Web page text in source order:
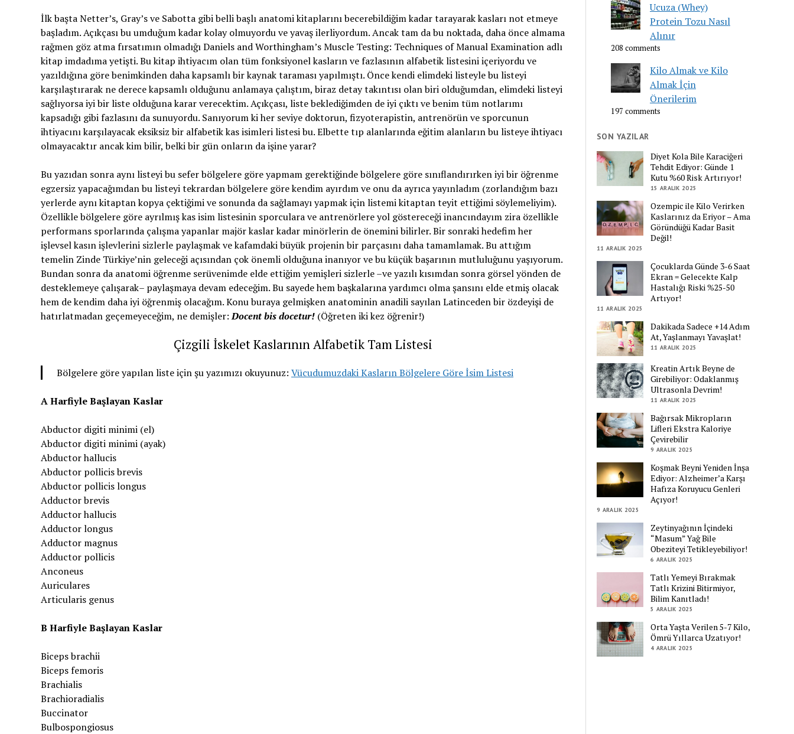
İlk başta Netter’s, Gray’s ve Sabotta gibi belli başlı anatomi kitaplarını becerebildiğim kadar tarayarak kasları not etmeye
başladım. Açıkçası bu umduğum kadar kolay olmuyordu ve yavaş ilerliyordum. Ancak tam da bu noktada, daha önce almama
rağmen göz atma fırsatımın olmadığı Daniels and Worthingham’s Muscle Testing: Techniques of Manual Examination adlı
kitap imdadıma yetişti. Bu kitap ihtiyacım olan tüm fonksiyonel kasların ve fazlasının alfabetik listesini içeriyordu ve
yazıldığına göre benimkinden daha kapsamlı bir kaynak taraması yapılmıştı. Önce kendi elimdeki listeyle bu listeyi
karşılaştırarak ne derece kapsamlı olduğunu anlamaya çalıştım, biraz detay takıntısı olan biri olduğumdan, elimdeki listeyi
sağlıyorsa iyi bir liste olduğuna karar verecektim. Açıkçası, liste beklediğimden de iyi çıktı ve benim tüm notlarımı
kapsadığı gibi fazlasını da sunuyordu. Sanıyorum ki her seviye doktorun, fizyoterapistin, antrenörün ve sporcunun
ihtiyacını karşılayacak eksiksiz bir alfabetik kas isimleri listesi bu. Elbette tıp alanlarında eğitim alanların bu listeye ihtiyacı
olmayacaktır ancak kim bilir, belki bir gün onların da işine yarar?
Bu yazıdan sonra aynı listeyi bu sefer bölgelere göre yapmam gerektiğinde bölgelere göre sınıflandırırken iyi bir öğrenme
egzersiz yapacağımdan bu listeyi tekrardan bölgelere göre kendim ayırdım ve onu da ayrıca yayınladım (zorlandığım bazı
yerlerde aynı kitaptan kopya çektiğimi ve sonunda da sağlamayı yapmak için listemi kitaptan teyit ettiğimi söylemeliyim).
Özellikle bölgelere göre ayrılmış kas isim listesinin sporculara ve antrenörlere yol göstereceği inancındayım zira özellikle
performans sporlarında çalışma yapanlar majör kaslar kadar minörlerin de önemini bilirler. Bir sonraki hedefim her
işlevsel kasın işlevlerini sizlerle paylaşmak ve kafamdaki büyük projenin bir parçasını daha tamamlamak. Bu attığım
temelin Zinde Türkiye’nin geleceği açısından çok önemli olduğuna inanıyor ve bu küçük başarının mutluluğunu yaşıyorum.
Bundan sonra da anatomi öğrenme serüvenimde elde ettiğim yemişleri sizlerle –ve yazılı kısımdan sonra görsel yönden de
desteklemeye çalışarak– paylaşmaya devam edeceğim. Bu sayede hem başkalarına yardımcı olma şansını elde etmiş olacak
hem de kendim daha iyi öğrenmiş olacağım. Konu buraya gelmişken anatominin anadili sayılan Latinceden bir özdeyişi de
hatırlatmadan geçemeyeceğim, ne demişler:Docent bis docetur!(Öğreten iki kez öğrenir!)
Çizgili İskelet Kaslarının Alfabetik Tam Listesi
Bölgelere göre yapılan liste için şu yazımızı okuyunuz: Vücudumuzdaki Kasların Bölgelere Göre İsim Listesi
A Harfiyle Başlayan Kaslar
Abductor digiti minimi (el)
Abductor digiti minimi (ayak)
Abductor hallucis
Abductor pollicis brevis
Abductor pollicis longus
Adductor brevis
Adductor hallucis
Adductor longus
Adductor magnus
Adductor pollicis
Anconeus
Auriculares
Articularis genus
B Harfiyle Başlayan Kaslar
Biceps brachii
Biceps femoris
Brachialis
Brachioradialis
Buccinator
Bulbospongiosus
Ucuza (Whey)
Protein Tozu Nasıl
Alınır
208 comments
Kilo Almak ve Kilo
Almak İçin
Önerilerim
197 comments
SON YAZILAR
Diyet Kola Bile Karaciğeri
Tehdit Ediyor: Günde 1
Kutu %60 Risk Artırıyor!
15 ARALIK 2025
Ozempic ile Kilo Verirken
Kaslarınız da Eriyor – Ama
Göründüğü Kadar Basit
Değil!
11 ARALIK 2025
Çocuklarda Günde 3-6 Saat
Ekran = Gelecekte Kalp
Hastalığı Riski %25-50
Artıyor!
11 ARALIK 2025
Dakikada Sadece +14 Adım
At, Yaşlanmayı Yavaşlat!
11 ARALIK 2025
Kreatin Artık Beyne de
Girebiliyor: Odaklanmış
Ultrasonla Devrim!
11 ARALIK 2025
Bağırsak Mikropların
Lifleri Ekstra Kaloriye
Çevirebilir
9 ARALIK 2025
Koşmak Beyni Yeniden İnşa
Ediyor: Alzheimer’a Karşı
Hafıza Koruyucu Genleri
Açıyor!
9 ARALIK 2025
Zeytinyağının İçindeki
“Masum” Yağ Bile
Obeziteyi Tetikleyebiliyor!
6 ARALIK 2025
Tatlı Yemeyi Bırakmak
Tatlı Krizini Bitirmiyor,
Bilim Kanıtladı!
5 ARALIK 2025
Orta Yaşta Verilen 5-7 Kilo,
Ömrü Yıllarca Uzatıyor!
4 ARALIK 2025